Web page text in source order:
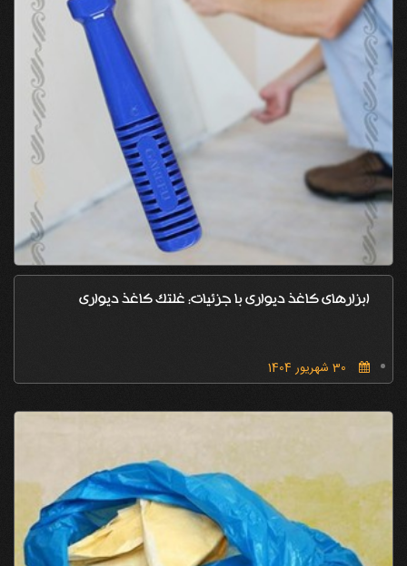
ابزارهای کاغذ دیواری با جزئیات: غلتک کاغذ دیواری